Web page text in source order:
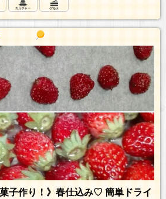
菓子作り！》春仕込み♡ 簡単ドライ